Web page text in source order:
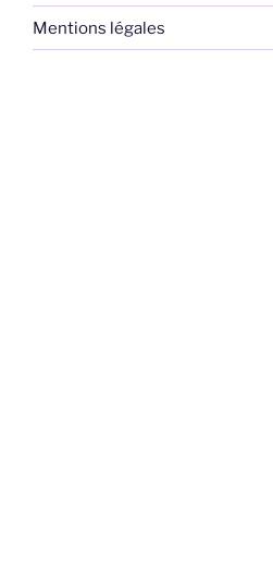
Mentions légales